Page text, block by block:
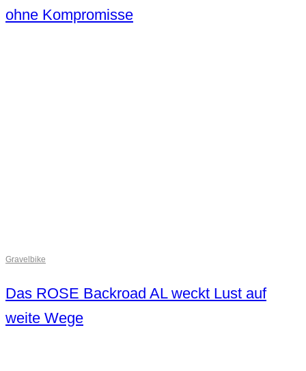
ohne Kompromisse
Gravelbike
Das ROSE Backroad AL weckt Lust auf
weite Wege